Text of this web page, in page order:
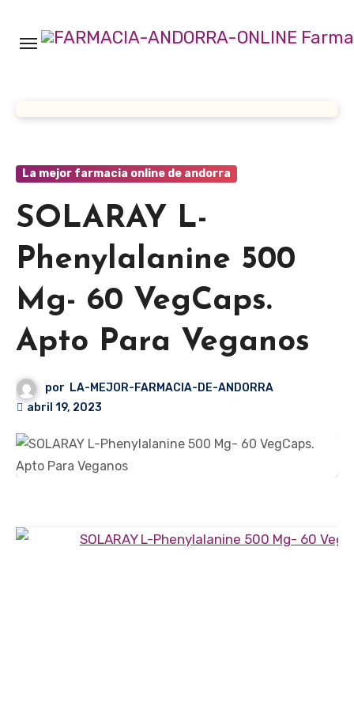
contenido
La mejor farmacia online de andorra
SOLARAY L-
Phenylalanine 500
Mg- 60 VegCaps.
Apto Para Veganos
por LA-MEJOR-FARMACIA-DE-ANDORRA
abril 19, 2023